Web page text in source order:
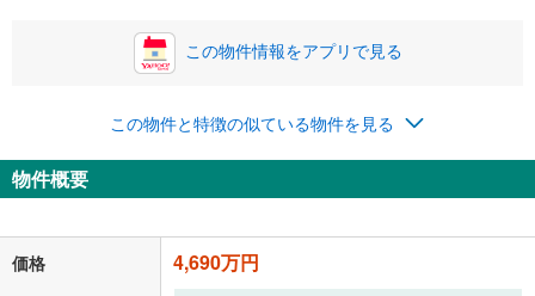
0円
年2回払いを想定しています。毎月の返済額に加えて、ボー
ナス時の増額分（1回分）を入力してください。
月々の返済額 121,745円/月
この物件情報をアプリで見る
この物件と特徴の似ている物件を見る
物件概要
価格 4,690万円